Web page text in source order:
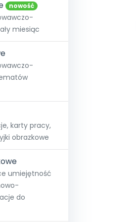
04 10
Akademia
7 dni Pełen
nowość
miesiąc
karty pracy,
obrazkowe
umiejętność
do